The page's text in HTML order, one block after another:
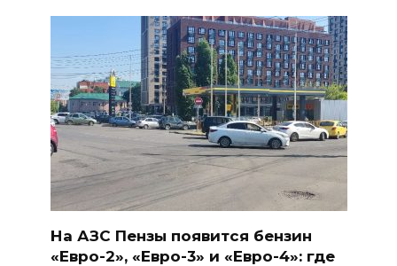
На АЗС Пензы появится бензин
«Евро-2», «Евро-3» и «Евро-4»: где